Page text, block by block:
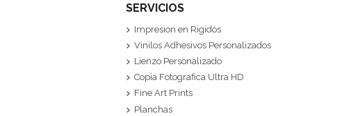
SERVICIOS
Impresion en Rigidos
Vinilos Adhesivos Personalizados
Lienzo Personalizado
Copia Fotografica Ultra HD
Fine Art Prints
Planchas